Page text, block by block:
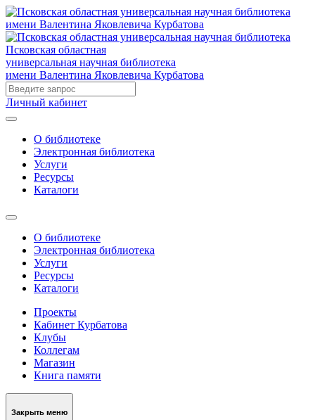
Псковская областная
универсальная научная библиотека
имени Валентина Яковлевича Курбатова
Личный кабинет
О библиотеке
Электронная библиотека
Услуги
Ресурсы
Каталоги
О библиотеке
Электронная библиотека
Услуги
Ресурсы
Каталоги
Проекты
Кабинет Курбатова
Клубы
Коллегам
Магазин
Книга памяти
Закрыть меню